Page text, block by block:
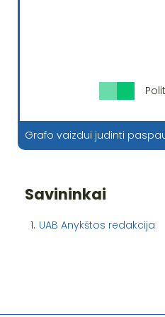
Grafo vaizdui judinti
Savininkai
1. UAB Anykštos redakcija